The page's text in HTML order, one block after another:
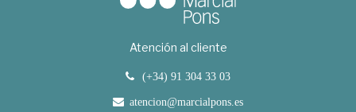
Atención al cliente
(+34) 91 304 33 03
atencion@marcialpons.es